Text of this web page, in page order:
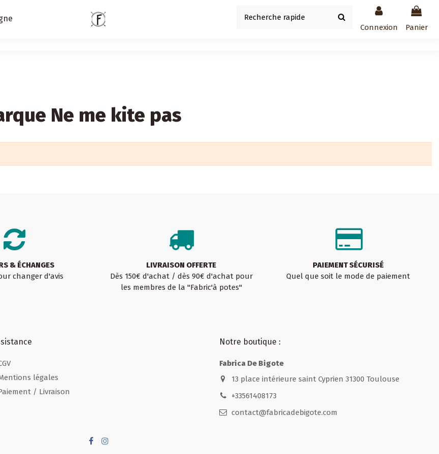
Connexion Panier
Ne me kite pas
& ÉCHANGES
changer d'avis
LIVRAISON OFFERTE
Dès 150€ d'achat / dès 90€ d'achat pour
les membres de la "Fabric'à potes"
PAIEMENT SÉCURISÉ
Quel que soit le mode de paiement
légales
/ Livraison
Notre boutique :
Fabrica De Bigote
13 place intérieure saint Cyprien 31300 Toulouse
+33561408173
contact@fabricadebigote.com